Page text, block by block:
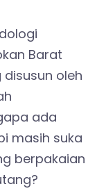
Barat
oleh
ada
masih suka
berpakaian